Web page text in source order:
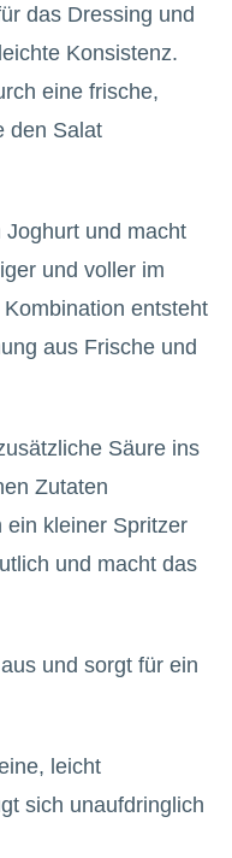
das Dressing und
Konsistenz.
eine frische,
den Salat
und macht
und voller im
entsteht
aus Frische und
Säure ins
Zutaten
ein kleiner Spritzer
und macht das
und sorgt für ein
leicht
sich unaufdringlich